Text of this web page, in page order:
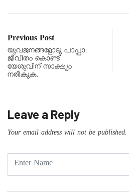
Previous Post
യുവജനങ്ങളോടു പാപ്പാ:
ജീവിതം കൊണ്ട്
യേശുവിന് സാക്ഷ്യം
നൽകുക.
Leave a Reply
Your email address will not be published.